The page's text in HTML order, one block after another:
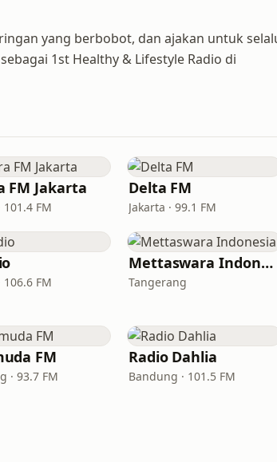
yang berbobot, dan ajakan untuk
1st Healthy & Lifestyle Radio di
FM Jakarta
101.4 FM
Delta FM
Jakarta · 99.1 FM
106.6 FM
Mettaswara Indonesia
Tangerang
FM
· 93.7 FM
Radio Dahlia
Bandung · 101.5 FM